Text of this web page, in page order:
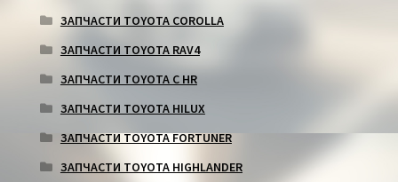
ЗАПЧАСТИ TOYOTA COROLLA
ЗАПЧАСТИ TOYOTA RAV4
ЗАПЧАСТИ TOYOTA C HR
ЗАПЧАСТИ TOYOTA HILUX
ЗАПЧАСТИ TOYOTA FORTUNER
ЗАПЧАСТИ TOYOTA HIGHLANDER